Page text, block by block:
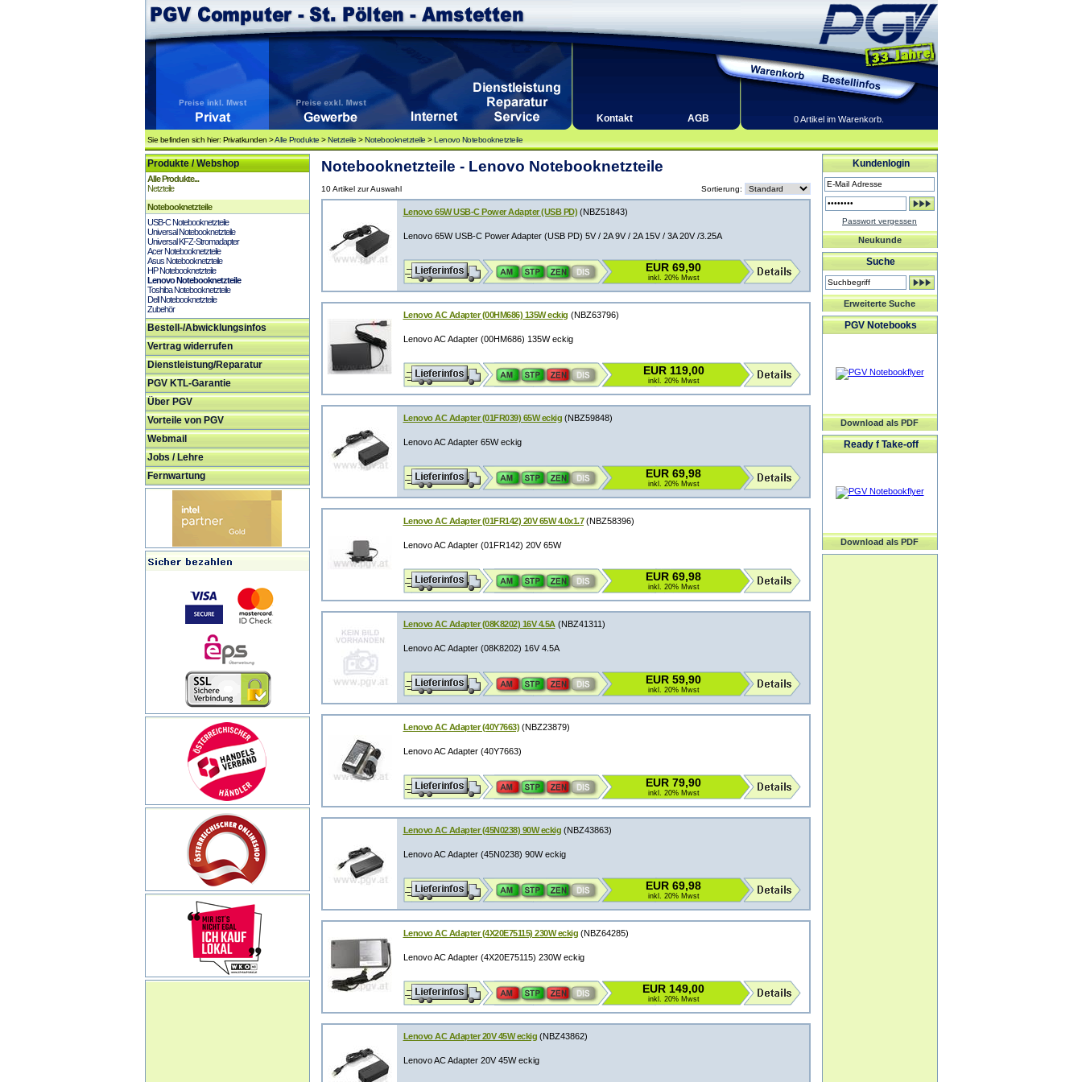
Kontakt AGB 0 Artikel im Warenkorb.
Sie befinden sich hier: Privatkunden >Alle Produkte >Netzteile >Notebooknetzteile >Lenovo Notebooknetzteile
Produkte / Webshop
Alle Produkte...
Netzteile
Notebooknetzteile
USB-C Notebooknetzteile
Universal Notebooknetzteile
Universal KFZ-Stromadapter
Acer Notebooknetzteile
Asus Notebooknetzteile
HP Notebooknetzteile
Lenovo Notebooknetzteile
Toshiba Notebooknetzteile
Dell Notebooknetzteile
Zubehör
Bestell-/Abwicklungsinfos
Vertrag widerrufen
Dienstleistung/Reparatur
PGV KTL-Garantie
Über PGV
Vorteile von PGV
Webmail
Jobs / Lehre
Fernwartung
Notebooknetzteile - Lenovo Notebooknetzteile
10 Artikel zur Auswahl Sortierung:
Lenovo 65W USB-C Power Adapter (USB PD) (NBZ51843)
Lenovo 65W USB-C Power Adapter (USB PD) 5V / 2A 9V / 2A 15V / 3A 20V /3.25A
EUR 69,90
inkl. 20% Mwst
Lenovo AC Adapter (00HM686) 135W eckig (NBZ63796)
Lenovo AC Adapter (00HM686) 135W eckig
EUR 119,00
inkl. 20% Mwst
Lenovo AC Adapter (01FR039) 65W eckig (NBZ59848)
Lenovo AC Adapter 65W eckig
EUR 69,98
inkl. 20% Mwst
Lenovo AC Adapter (01FR142) 20V 65W 4.0x1.7(NBZ58396)
Lenovo AC Adapter (01FR142) 20V 65W
EUR 69,98
inkl. 20% Mwst
Lenovo AC Adapter (08K8202) 16V 4.5A(NBZ41311)
Lenovo AC Adapter (08K8202) 16V 4.5A
EUR 59,90
inkl. 20% Mwst
Lenovo AC Adapter (40Y7663) (NBZ23879)
Lenovo AC Adapter (40Y7663)
EUR 79,90
inkl. 20% Mwst
Lenovo AC Adapter (45N0238) 90W eckig (NBZ43863)
Lenovo AC Adapter (45N0238) 90W eckig
EUR 69,98
inkl. 20% Mwst
Lenovo AC Adapter (4X20E75115) 230W eckig (NBZ64285)
Lenovo AC Adapter (4X20E75115) 230W eckig
EUR 149,00
inkl. 20% Mwst
Lenovo AC Adapter 20V 45W eckig (NBZ43862)
Lenovo AC Adapter 20V 45W eckig
Kundenlogin
Passwort vergessen
Neukunde
Suche
Erweiterte Suche
PGV Notebooks
Download als PDF
Ready f Take-off
Download als PDF